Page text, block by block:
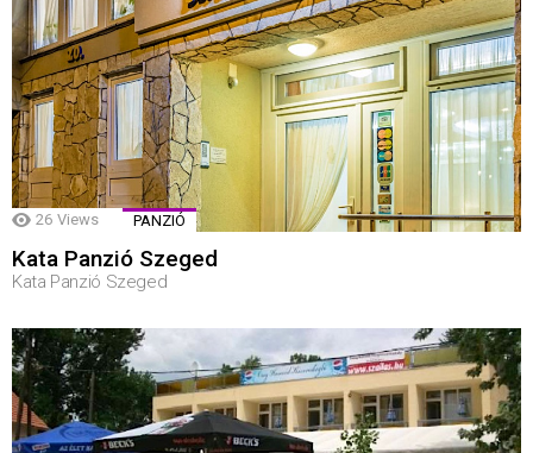
26 Views PANZIÓ
Kata Panzió Szeged
Kata Panzió Szeged